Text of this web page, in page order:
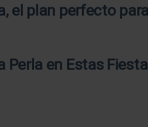
el plan perfecto
Perla en Estas